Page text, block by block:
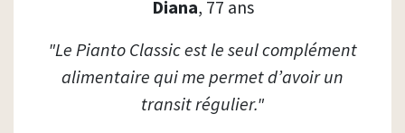
Diana, 77 ans
"Le Pianto Classic est le seul complément
alimentaire qui me permet d’avoir un
transit régulier."